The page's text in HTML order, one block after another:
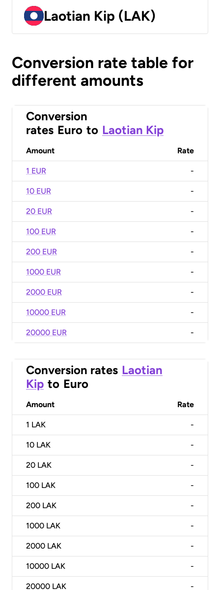
Laotian Kip (LAK)
Conversion rate table for
different amounts
Conversion
rates Euro to Laotian Kip
Amount Rate
1 EUR -
10 EUR -
20 EUR -
100 EUR -
200 EUR -
1000 EUR -
2000 EUR -
10000 EUR -
20000 EUR -
Conversion rates Laotian
Kip to Euro
Amount Rate
1 LAK -
10 LAK -
20 LAK -
100 LAK -
200 LAK -
1000 LAK -
2000 LAK -
10000 LAK -
20000 LAK -